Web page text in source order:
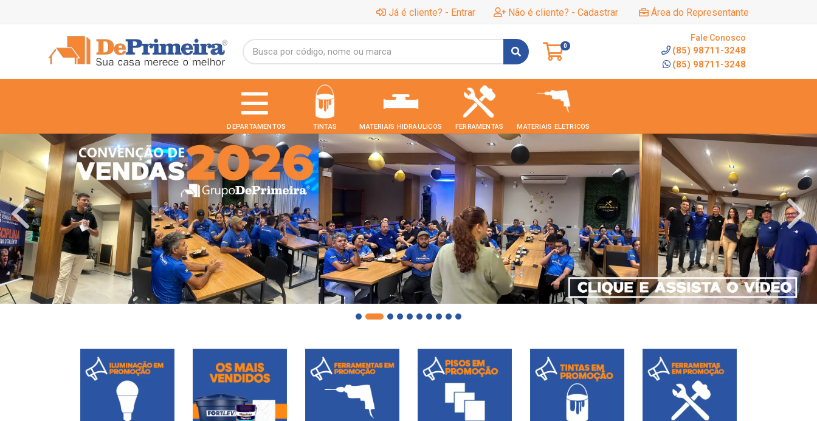
Já é cliente? - Entrar Não é cliente? - Cadastrar Área do Representante
0
Fale Conosco
(85) 98711-3248
(85) 98711-3248
DEPARTAMENTOS TINTAS MATERIAIS HIDRAULICOS FERRAMENTAS MATERIAIS ELETRICOS